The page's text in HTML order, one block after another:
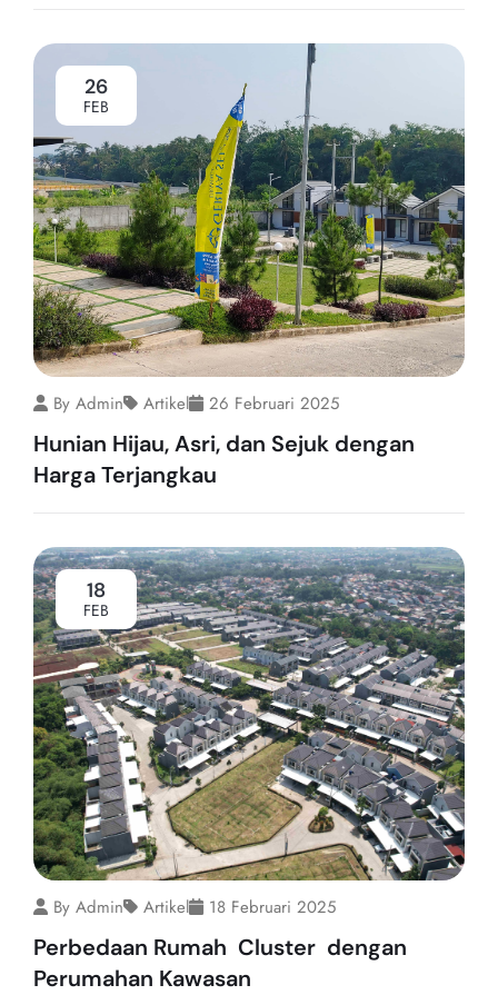
26
FEB
By Admin Artikel 26 Februari 2025
Hunian Hijau, Asri, dan Sejuk dengan
Harga Terjangkau
18
FEB
By Admin Artikel 18 Februari 2025
Perbedaan Rumah Cluster dengan
Perumahan Kawasan